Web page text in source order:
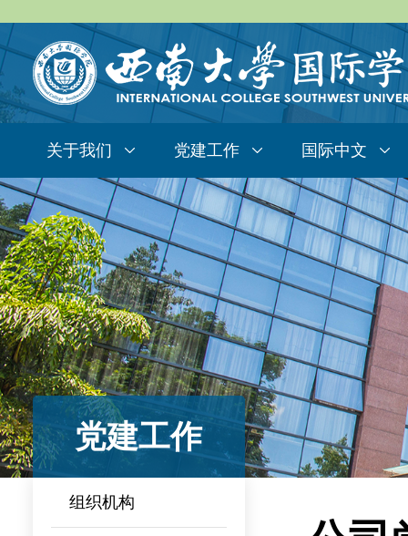
关于我们 党建工作 国际中文
党建工作
组织机构